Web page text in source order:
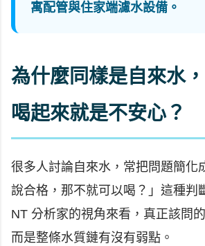
寓配管與住家端濾水設備。
為什麼同樣是自來水
喝起來就是不安心？
很多人討論自來水，常把問題簡化
說合格，那不就可以喝？」這種判
NT 分析家的視角來看，真正該問
而是整條水質鏈有沒有弱點。